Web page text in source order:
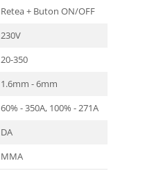
Retea + Buton ON/OFF
230V
20-350
1.6mm - 6mm
60% - 350A, 100% - 271A
DA
MMA